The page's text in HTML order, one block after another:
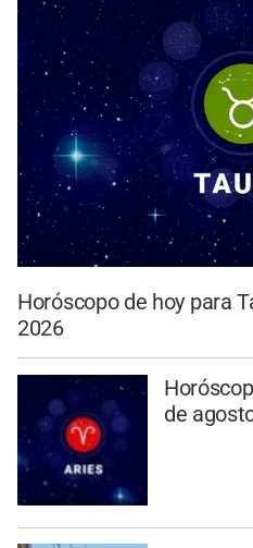
Horóscopo de hoy para
2026
de